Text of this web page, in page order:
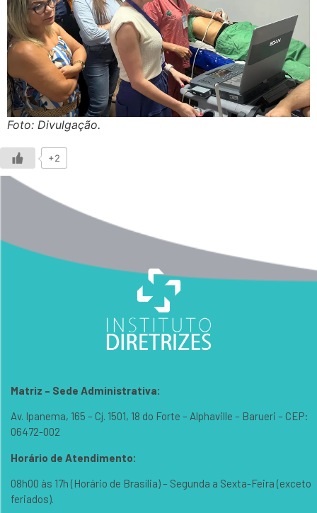
Foto: Divulgação.
+2
Matriz – Sede Administrativa:
Av. Ipanema, 165 – Cj. 1501, 18 do Forte – Alphaville – Barueri – CEP:
06472-002
Horário de Atendimento:
08h00 às 17h (Horário de Brasília) – Segunda a Sexta-Feira (exceto
feriados).